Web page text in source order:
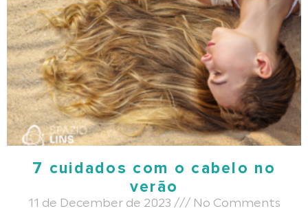
7 cuidados com o cabelo no
verão
11 de December de 2023 No Comments